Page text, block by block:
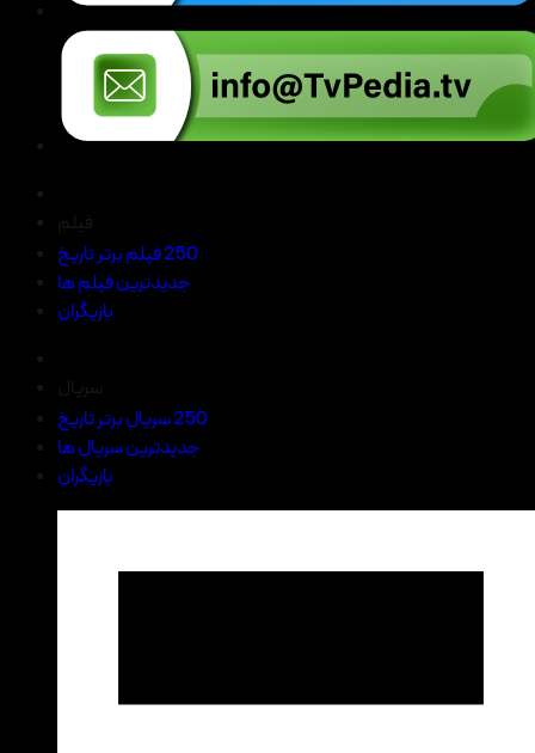
250 فیلم برتر تاریخ
جدیدترین فیلم ها
بازیگران
250 سریال برتر تاریخ
جدیدترین سریال ها
بازیگران